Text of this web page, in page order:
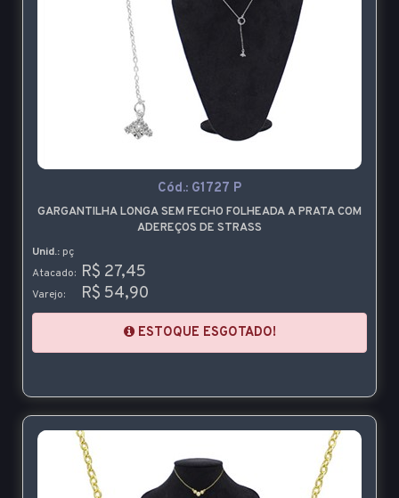
Cód.: G1727 P
GARGANTILHA LONGA SEM FECHO FOLHEADA A PRATA COM
ADEREÇOS DE STRASS
Unid.: pç
Atacado: R$ 27,45
Varejo: R$ 54,90
ESTOQUE ESGOTADO!